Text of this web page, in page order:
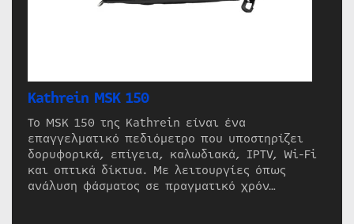
Kathrein MSK 150
Το MSK 150 της Kathrein είναι ένα
επαγγελματικό πεδιόμετρο που υποστηρίζει
δορυφορικά, επίγεια, καλωδιακά, IPTV, Wi-Fi
και οπτικά δίκτυα. Με λειτουργίες όπως
ανάλυση φάσματος σε πραγματικό χρόν…